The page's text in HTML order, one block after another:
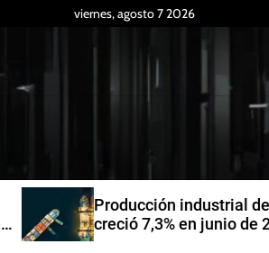
viernes, agosto 7 2026
Producción industrial de la India
creció 7,3% en junio de 2026